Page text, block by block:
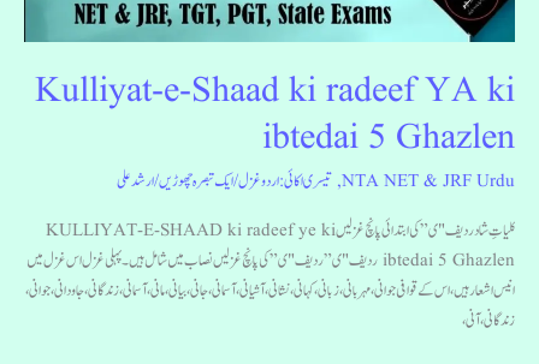
Kulliyat-e-Shaad ki radeef YA ki
ibtedai 5 Ghazlen
NTA NET & JRF Urdu
, تیسری اکائی: اردو غزل/ایک تبصرہ چھوڑیں/ارشد علی
کلیاتِ شاد ردیف "ی” کی ابتدائی پانچ غزلیں KULLIYAT-E-SHAAD ki radeef ye ki
ibtedai 5 Ghazlen ردیف "ی” ردیف "ی” کی پانچ غزلیں نصاب میں شامل ہیں۔ پہلی غزل اس غزل میں
انیس اشعار ہیں، اس کے قوافی جوانی، مہربانی، زبانی ، کہانی، نشانی، آشیانی، آسمانی، جانی، بیانی، مانی، آسمانی، زندگانی، جاودانی، جوانی،
زندگانی، آنی،
5
Ghazlen